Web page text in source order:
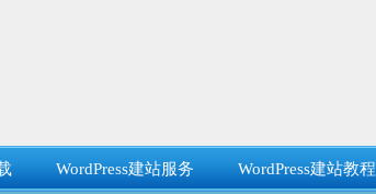
WordPress建站服务 WordPress建站教程